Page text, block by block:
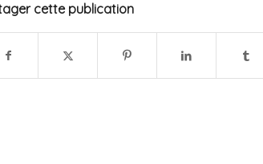
cette publication